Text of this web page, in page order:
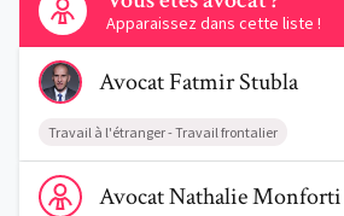
Apparaissez dans cette liste !
Voir le profil de AvocatFatmir Stubla
AvocatFatmirStubla
Travail à l'étranger - Travail frontalier
Voir le profil de AvocatNathalie Monforti
AvocatNathalieMonforti